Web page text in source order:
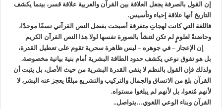
إن القول بالصرفة يجعل العلاقة بين القرآن والعربية علاقة قسر، بينما يكشف
التاريخ أنها علاقة إحياء وتأسيس.
فاللغة التي كانت لهجاتٍ متفرقة أصبحت بفضل النص القرآني نسقًا موحدًا،
وحاضنةً لعلومٍ لم تكن لتنشأ بالصورة نفسها لولا هذا النص القرآن الكريم
إن الإعجاز – في جوهره – ليس ظاهرة سحرية تقوم على تعطيل القدرة،
بل هو تفوق نوعي يكشف حدود الطاقة البشرية أمام بنية بيانية مخصوصة.
ولذلك فإن القول بالنظم لا ينفي القدرة البشرية من حيث الأصل، بل يثبت أن
القرآن بلغ من الاتساق والجمال والتركيب والتشريع مبلغًا يعجز عنه البشر، لا
لأنهم مُنعوا، بل لأنهم لم يبلغوا مستواه.
القرآن وبناء الوعي اللغوي…يتواصل..